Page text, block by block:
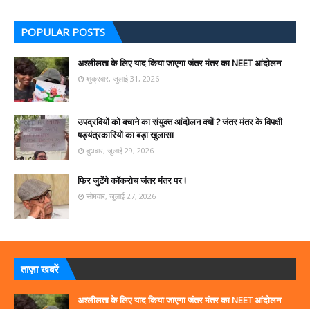
POPULAR POSTS
अश्लीलता के लिए याद किया जाएगा जंतर मंतर का NEET आंदोलन
शुक्रवार, जुलाई 31, 2026
उपद्रवियों को बचाने का संयुक्त आंदोलन क्यों ? जंतर मंतर के विपक्षी
षड्यंत्रकारियों का बड़ा खुलासा
बुधवार, जुलाई 29, 2026
फिर जुटेंगे कॉकरोच जंतर मंतर पर !
सोमवार, जुलाई 27, 2026
ताज़ा खबरें
अश्लीलता के लिए याद किया जाएगा जंतर मंतर का NEET आंदोलन